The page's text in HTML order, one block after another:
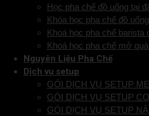
Học pha chế đồ uống tại
Khóa học pha chế đồ
Khoá học pha chế barista
Khoá học pha chế mở
Nguyên Liệu Pha Chế
Dịch vụ setup
GÓI DỊCH VỤ SETUP
GÓI DỊCH VỤ SETUP
GÓI DỊCH VỤ SETUP